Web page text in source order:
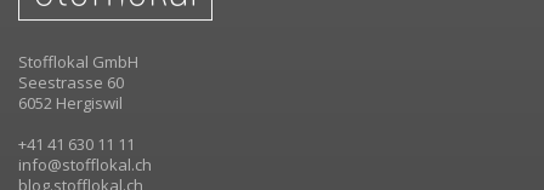
Stofflokal GmbH
Seestrasse 60
6052 Hergiswil
+41 41 630 11 11
info@stofflokal.ch
blog.stofflokal.ch